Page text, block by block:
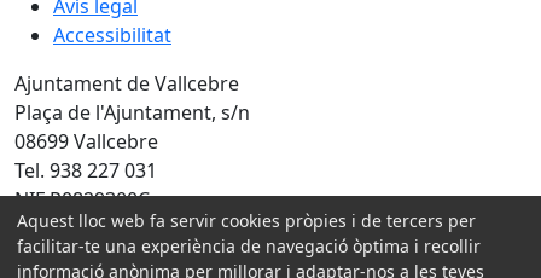
Avís legal
Accessibilitat
Ajuntament de Vallcebre
Plaça de l'Ajuntament, s/n
08699 Vallcebre
Tel. 938 227 031
NIF P0829300C
Amb la col·laboració de:
Aquest lloc web fa servir cookies pròpies i de tercers per
facilitar-te una experiència de navegació òptima i recollir
informació anònima per millorar i adaptar-nos a les teves